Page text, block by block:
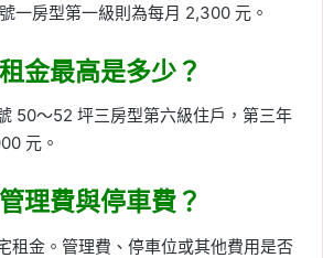
一房型第一級則為每月 2,300 元。
金最高是多少？
50～52 坪三房型第六級住戶，第三年
元。
理費與停車費？
租金。管理費、停車位或其他費用是否